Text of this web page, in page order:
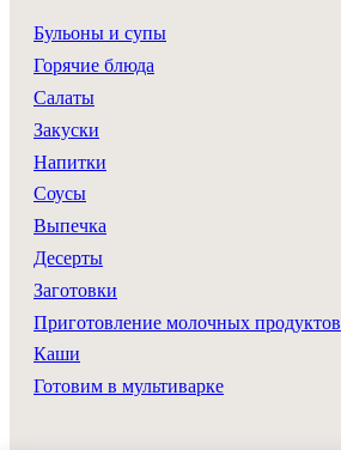
Бульоны и супы
Горячие блюда
Салаты
Закуски
Напитки
Соусы
Выпечка
Десерты
Заготовки
Приготовление молочных продуктов
Каши
Готовим в мультиварке